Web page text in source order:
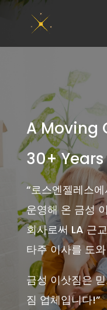
A Moving
30+
“로스엔젤레스
운영해 온 금성
회사로써 LA 근
타주 이사를 도
금성 이삿짐은
짐 업체입니다!”